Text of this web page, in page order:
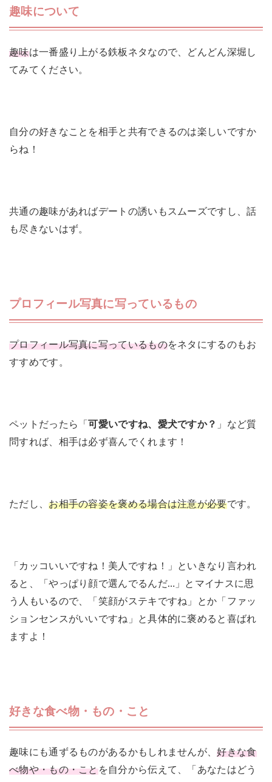
趣味について
趣味は一番盛り上がる鉄板ネタなので、どんどん深堀し
てみてください。
自分の好きなことを相手と共有できるのは楽しいですか
らね！
共通の趣味があればデートの誘いもスムーズですし、話
も尽きないはず。
プロフィール写真に写っているもの
プロフィール写真に写っているものをネタにするのもお
すすめです。
ペットだったら「 可愛いですね、愛犬ですか？ 」など質
問すれば、相手は必ず喜んでくれます！
ただし、お相手の容姿を褒める場合は注意が必要です。
「カッコいいですね！美人ですね！」といきなり言われ
ると、「やっぱり顔で選んでるんだ…」とマイナスに思
う人もいるので、「笑顔がステキですね」とか「ファッ
ションセンスがいいですね」と具体的に褒めると喜ばれ
ますよ！
好きな食べ物・もの・こと
趣味にも通ずるものがあるかもしれませんが、好きな食
べ物や・もの・ことを自分から伝えて、「あなたはどう